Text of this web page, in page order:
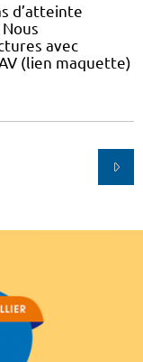
d’atteinte
avec
(lien maquette)